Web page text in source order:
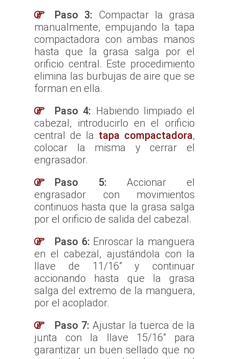
Paso 3: Compactar la grasa
manualmente, empujando la tapa
compactadora con ambas manos
hasta que la grasa salga por el
orificio central. Este procedimiento
elimina las burbujas de aire que se
forman en ella.
Paso 4: Habiendo limpiado el
cabezal, introducirlo en el orificio
central de la tapa compactadora,
colocar la misma y cerrar el
engrasador.
Paso 5: Accionar el
engrasador con movimientos
continuos hasta que la grasa salga
por el orificio de salida del cabezal.
Paso 6: Enroscar la manguera
en el cabezal, ajustándola con la
llave de 11/16” y continuar
accionando hasta que la grasa
salga del extremo de la manguera,
por el acoplador.
Paso 7: Ajustar la tuerca de la
junta con la llave 15/16” para
garantizar un buen sellado que no